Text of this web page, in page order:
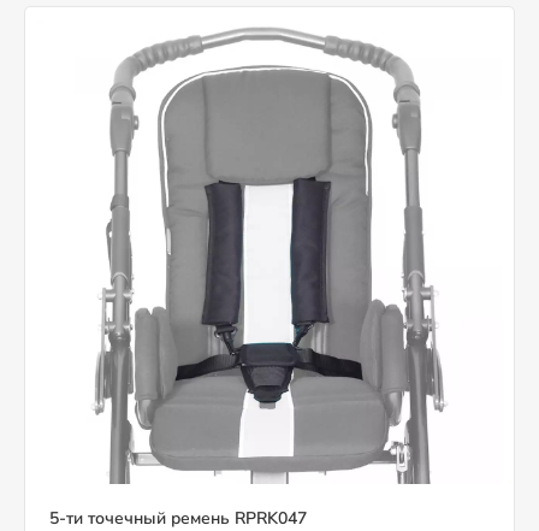
5-ти точечный ремень RPRK047